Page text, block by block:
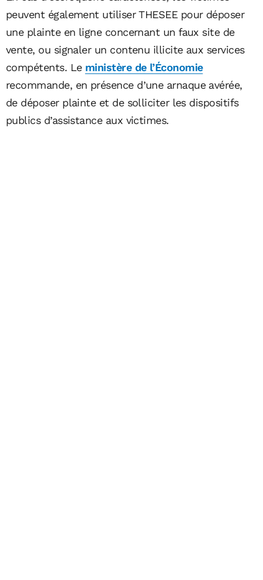
peuvent également utiliser THESEE pour déposer
une plainte en ligne concernant un faux site de
vente, ou signaler un contenu illicite aux services
compétents. Le ministère de l’Économie
recommande, en présence d’une arnaque avérée,
de déposer plainte et de solliciter les dispositifs
publics d’assistance aux victimes.